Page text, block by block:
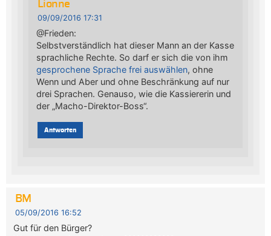
Lionne
09/09/2016 17:31
@Frieden:
Selbstverständlich hat dieser Mann an der Kasse
sprachliche Rechte. So darf er sich die von ihm
gesprochene Sprache frei auswählen, ohne
Wenn und Aber und ohne Beschränkung auf nur
drei Sprachen. Genauso, wie die Kassiererin und
der „Macho-Direktor-Boss“.
Antworten
BM
05/09/2016 16:52
Gut für den Bürger?